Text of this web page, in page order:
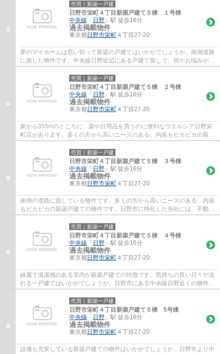
売買｜新築一戸建
日野市栄町４丁目新築戸建て５棟 １号棟
中央線 「 日野 」駅 徒歩16分
過去掲載物件
東京都日野市栄町 ４丁目27-20
夢のマイホームは思い切って新築の戸建てはいかがでしょうか。南側道路
に面した物件です。中央線日野近辺にある戸建て探しで、何かお悩みがご
ざいましたら、当社に遠慮なくお聞かせ下...
売買｜新築一戸建
日野市栄町４丁目新築戸建て５棟 ２号棟
中央線 「 日野 」駅 徒歩16分
過去掲載物件
東京都日野市栄町 ４丁目27-20
家から355mのところに、薬や日用品を買うのに便利なウエルシア日野栄
町店があります。多くの方から高いニーズのある、内装もピカピカの新築
戸建ての物件です。お客様から高い評価をい...
売買｜新築一戸建
日野市栄町４丁目新築戸建て５棟 ３号棟
中央線 「 日野 」駅 徒歩16分
過去掲載物件
東京都日野市栄町 ４丁目27-20
南側の道路に面している物件です。多くの方から高いニーズのある、内装
もピカピカの新築戸建ての物件です。日野市に特化した当社には、不動産
情報はもちろんのこと、地域情報にも詳し...
売買｜新築一戸建
日野市栄町４丁目新築戸建て５棟 ４号棟
中央線 「 日野 」駅 徒歩16分
過去掲載物件
東京都日野市栄町 ４丁目27-20
綺麗で清潔感のある室内が新築戸建ての特徴です。気持ちの良い日々が送
れる一戸建てはいかがでしょうか。日野市にある中央線日野近くの物件詳
細は、042-506-6841までお聞き下さい。
売買｜新築一戸建
日野市栄町４丁目新築戸建て５棟 5号棟
中央線 「 日野 」駅 徒歩16分
過去掲載物件
東京都日野市栄町 ４丁目27-20
設備も充実している新築戸建ての物件はいかがでしょうか。日野市より中